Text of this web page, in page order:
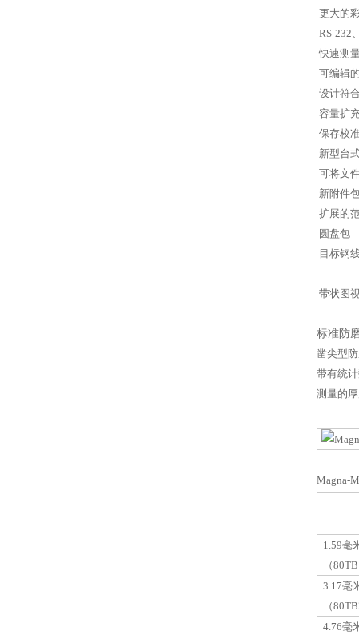
更大的
RS-232
快速测
可编辑
设计符
容量扩
保存校
新型台
可将文
新附件
扩展的
圆盘包
目标钢
带状图
标准防
凿尖型
带有统
测量的
Magna-
1.59毫
（
3.17毫
（
4.76毫